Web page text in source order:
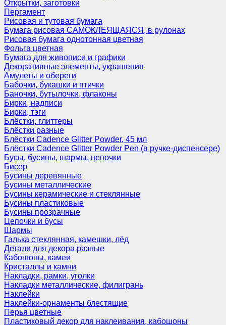
Открытки, заготовки
Пергамент
Рисовая и тутовая бумага
Бумага рисовая САМОКЛЕЯЩАЯСЯ, в рулонах
Рисовая бумага однотонная цветная
Фольга цветная
Бумага для живописи и графики
Декоративные элементы, украшения
Амулеты и обереги
Бабочки, букашки и птички
Баночки, бутылочки, флаконы
Бирки, надписи
Бирки, тэги
Блёстки, глиттеры
Блёстки разные
Блёстки Cadence Glitter Powder, 45 мл
Блёстки Cadence Glitter Powder Pen (в ручке-диспенсере)
Бусы, бусины, шармы, цепочки
Бисер
Бусины деревянные
Бусины металлические
Бусины керамические и стеклянные
Бусины пластиковые
Бусины прозрачные
Цепочки и бусы
Шармы
Галька стеклянная, камешки, лёд
Детали для декора разные
Кабошоны, камеи
Кристаллы и камни
Накладки, рамки, уголки
Накладки металлические, филигрань
Наклейки
Наклейки-орнаменты блестящие
Перья цветные
Пластиковый декор для наклеивания, кабошоны